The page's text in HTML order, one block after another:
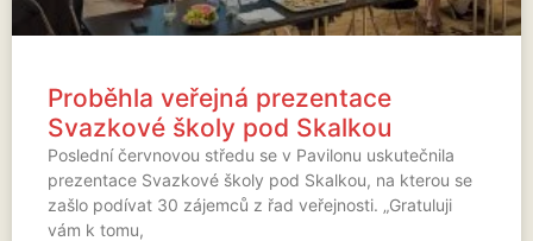
Proběhla veřejná prezentace
Svazkové školy pod Skalkou
Poslední červnovou středu se v Pavilonu uskutečnila
prezentace Svazkové školy pod Skalkou, na kterou se
zašlo podívat 30 zájemců z řad veřejnosti. „Gratuluji
vám k tomu,